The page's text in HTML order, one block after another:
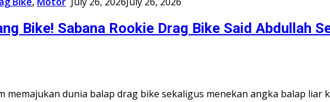
Bike! Sabana Rookie Drag Bike Said Abdullah
memajukan dunia balap drag bike sekaligus menekan angka balap liar